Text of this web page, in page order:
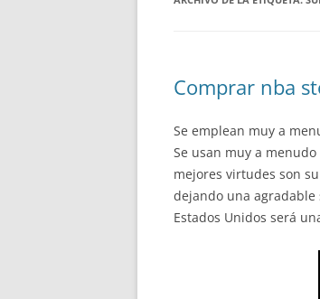
Comprar nba
Se emplean muy a
Se usan muy a
mejores virtudes son
dejando una
Estados Unidos será